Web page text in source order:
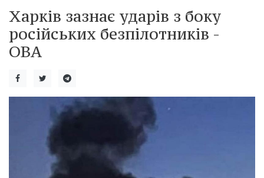
Харків зазнає ударів з боку
російських безпілотників -
ОВА